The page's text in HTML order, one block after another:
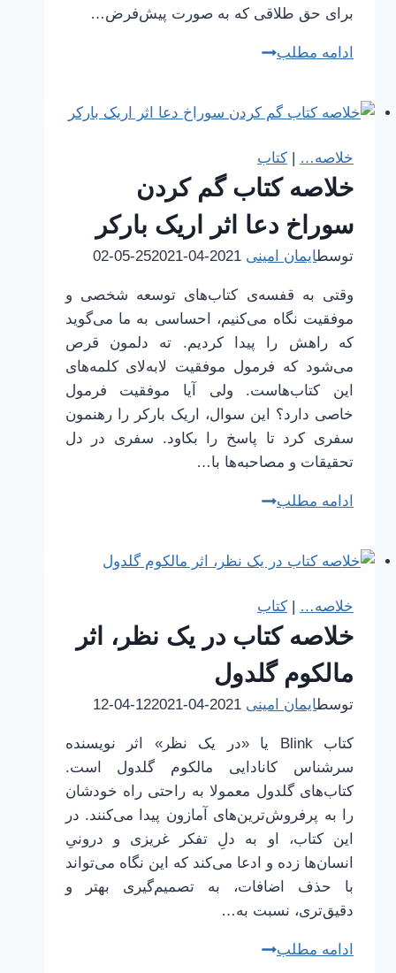
برای حق طلاقی که به صورت پیش‌فرض…
ادامه مطلبمساله
و
حق
با
نگاهی
ذهن
آدمیزاد
خلاصه… کتاب
خلاصه کتاب گم کردن
سوراخ دعا اثر اریک بارکر
توسطایمان امینی 2021-04-25
2021-05-02
وقتی به قفسه‌ی کتاب‌های توسعه شخصی و
موفقیت نگاه می‌کنیم، احساسی به ما می‌گوید
که راهش را پیدا کردیم. ته دلمون قرص
می‌شود که فرمول موفقیت لابه‌لای کلمه‌های
این کتاب‌هاست. ولی آیا موفقیت فرمول
خاصی دارد؟ این سوال، اریک بارکر را رهنمون
سفری کرد تا پاسخ را بکاود. سفری در دل
تحقیقات و مصاحبه‌ها با…
ادامه مطلبخلاصه
کردن
سوراخ
اثر
اریک
خلاصه… کتاب
خلاصه کتاب در یک نظر، اثر
مالکوم گلدول
توسطایمان امینی 2021-04-12
2021-04-12
کتاب ‌Blink یا «در یک نظر» اثر نویسنده
سرشناس کانادایی مالکوم گلدول است.
کتاب‌های گلدول معمولا به راحتی راه خودشان
را به پرفروش‌ترین‌های آمازون پیدا می‌کنند. در
این کتاب، او به دلِ تفکر غریزی و درونیِ
انسان‌ها زده و ادعا می‌کند که این نگاه می‌تواند
با حذف اضافات، به تصمیم‌گیری بهتر و
دقیق‌تری، نسبت به…
ادامه مطلبخلاصه